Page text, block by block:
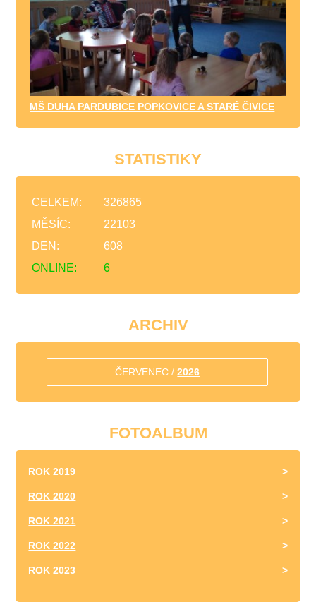
MŠ DUHA PARDUBICE POPKOVICE A STARÉ ČIVICE
STATISTIKY
ONLINE: 6
CELKEM:
326865
MĚSÍC:
22103
DEN:
608
ARCHIV
ČERVENEC /2026
FOTOALBUM
ROK 2019
ROK 2020
ROK 2021
ROK 2022
ROK 2023